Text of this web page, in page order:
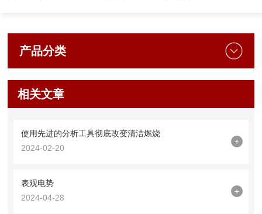
产品分类
相关文章
使用先进的分析工具彻底改变清洁燃烧
2024-02-20
+
表观电势
2024-04-28
+